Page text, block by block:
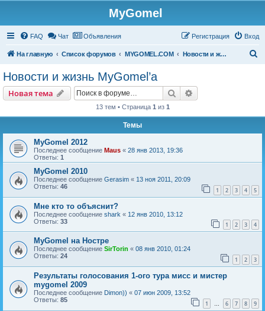
MyGomel
FAQ Чат Объявления Вход
Регистрация
На главную Список форумов MYGOMEL.COM Новости и жизнь MyGomel’a
Новости и жизнь MyGomel’a
Новая тема
Новаятема Поиск
13 тем • Страница 1 из 1
Темы
MyGomel 2012
Последнее сообщение Maus « 28 янв 2013, 19:36
Ответы: 1
MyGomel 2010
Последнее сообщение Gerasim « 13 ноя 2011, 20:09
Ответы: 46 1 2 3 4 5
Мне кто то объяснит?
Последнее сообщение shark « 12 янв 2010, 13:12
Ответы: 33 1 2 3 4
MyGomel на Ностре
Последнее сообщение SirTorin « 08 янв 2010, 01:24
Ответы: 24 1 2 3
Результаты голосования 1-ого тура мисс и мистер
mygomel 2009
Последнее сообщение Dimon)) « 07 июн 2009, 13:52
Ответы: 85 1 … 6 7 8 9